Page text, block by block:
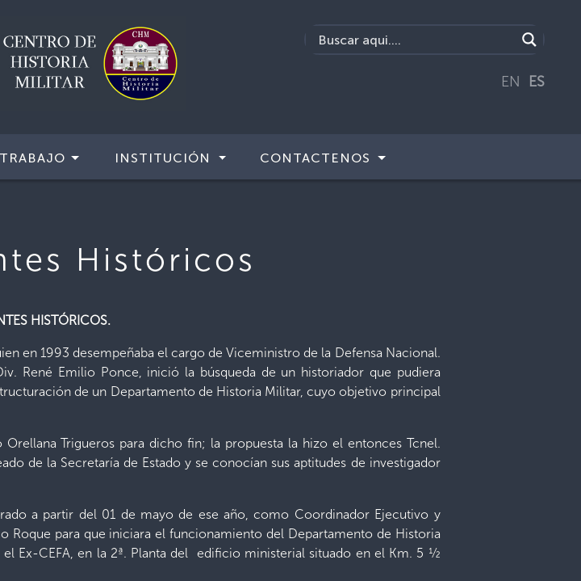
EN ES
INSTITUCIÓN CONTACTENOS
Históricos
HISTÓRICOS.
en 1993 desempeñaba el cargo de Viceministro de la Defensa Nacional.
René Emilio Ponce, inició la búsqueda de un historiador que pudiera
de un Departamento de Historia Militar, cuyo objetivo principal
Trigueros para dicho fin; la propuesta la hizo el entonces Tcnel.
de la Secretaría de Estado y se conocían sus aptitudes de investigador
a partir del 01 de mayo de ese año, como Coordinador Ejecutivo y
Roque para que iniciara el funcionamiento del Departamento de Historia
Ex-CEFA, en la 2ª. Planta del edificio ministerial situado en el Km. 5 ½